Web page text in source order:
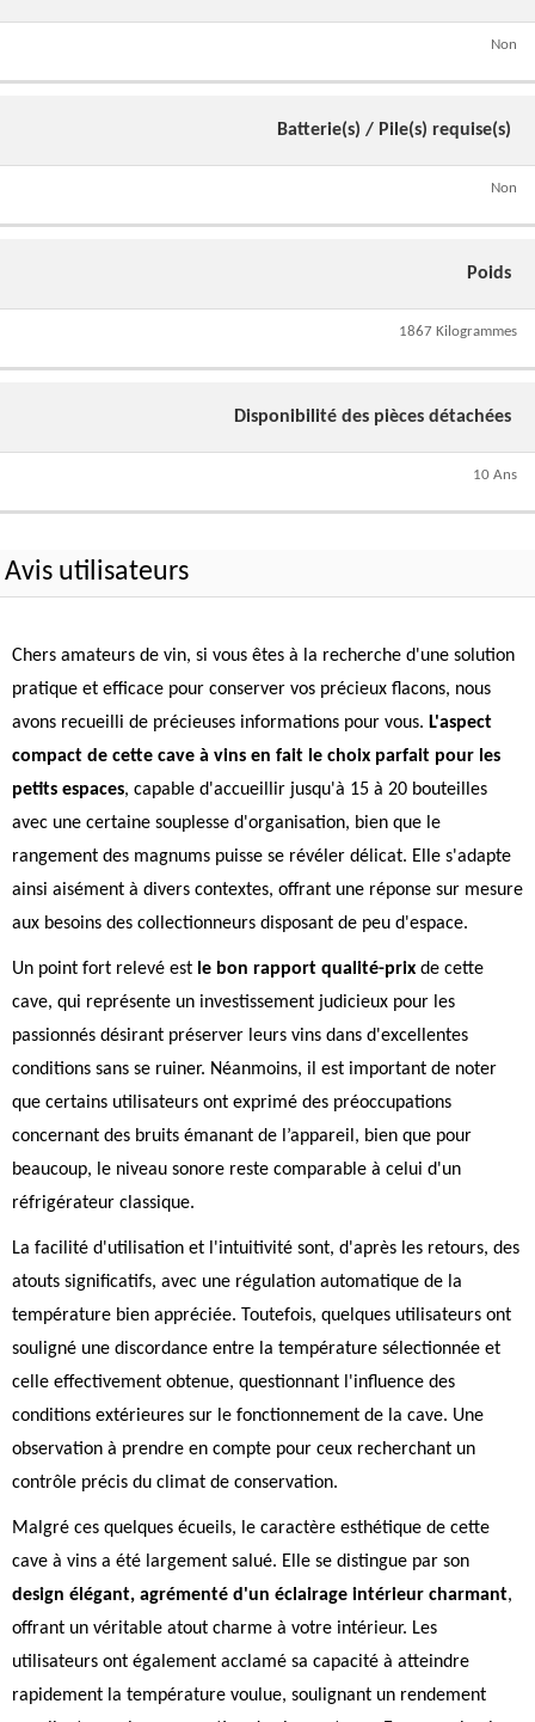
Non
Batterie(s) / Pile(s) requise(s)
Non
Poids
1867 Kilogrammes
Disponibilité des pièces détachées
10 Ans
Avis utilisateurs
Chers amateurs de vin, si vous êtes à la recherche d'une solution
pratique et efficace pour conserver vos précieux flacons, nous
avons recueilli de précieuses informations pour vous. L'aspect
compact de cette cave à vins en fait le choix parfait pour les
petits espaces, capable d'accueillir jusqu'à 15 à 20 bouteilles
avec une certaine souplesse d'organisation, bien que le
rangement des magnums puisse se révéler délicat. Elle s'adapte
ainsi aisément à divers contextes, offrant une réponse sur mesure
aux besoins des collectionneurs disposant de peu d'espace.
Un point fort relevé est le bon rapport qualité-prix de cette
cave, qui représente un investissement judicieux pour les
passionnés désirant préserver leurs vins dans d'excellentes
conditions sans se ruiner. Néanmoins, il est important de noter
que certains utilisateurs ont exprimé des préoccupations
concernant des bruits émanant de l’appareil, bien que pour
beaucoup, le niveau sonore reste comparable à celui d'un
réfrigérateur classique.
La facilité d'utilisation et l'intuitivité sont, d'après les retours, des
atouts significatifs, avec une régulation automatique de la
température bien appréciée. Toutefois, quelques utilisateurs ont
souligné une discordance entre la température sélectionnée et
celle effectivement obtenue, questionnant l'influence des
conditions extérieures sur le fonctionnement de la cave. Une
observation à prendre en compte pour ceux recherchant un
contrôle précis du climat de conservation.
Malgré ces quelques écueils, le caractère esthétique de cette
cave à vins a été largement salué. Elle se distingue par son
design élégant, agrémenté d'un éclairage intérieur charmant,
offrant un véritable atout charme à votre intérieur. Les
utilisateurs ont également acclamé sa capacité à atteindre
rapidement la température voulue, soulignant un rendement